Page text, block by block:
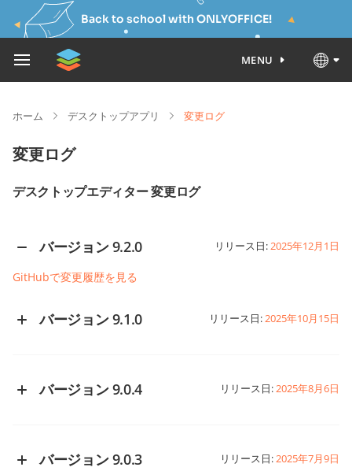
Back to school with ONLYOFFICE!
MENU
ホーム デスクトップアプリ 変更ログ
変更ログ
デスクトップエディター 変更ログ
バージョン 9.2.0 リリース日:2025年12月1日
GitHubで変更履歴を見る
バージョン 9.1.0 リリース日:2025年10月15日
バージョン 9.0.4 リリース日:2025年8月6日
バージョン 9.0.3 リリース日:2025年7月9日